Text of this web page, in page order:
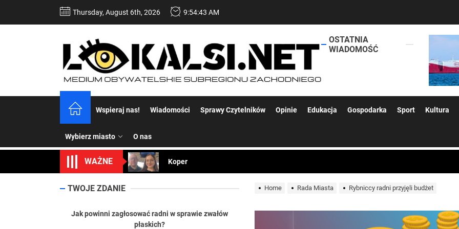
Thursday, August 6th, 2026 9:54:44 AM
lokalsi.net
OSTATNIA
WIADOMOŚĆ
Wspieraj nas! Wiadomości Sprawy Czytelników Opinie Edukacja Gospodarka Sport Kultura
Wybierz miasto O nas
WAŻNE
Koper – część 2.
Uwaga Dębieńsko – woda nieprzydatna do spożycia!!!
Ilu mieszkańców ma Rybnik?
Dość komentowania kolejnych afer w ochronie zdrowia — czas zacząć mówić o
Home Rada Miasta Rybniccy radni przyjęli budżet
TWOJE ZDANIE
Jak powinni zagłosować radni w sprawie zwałów
płaskich?